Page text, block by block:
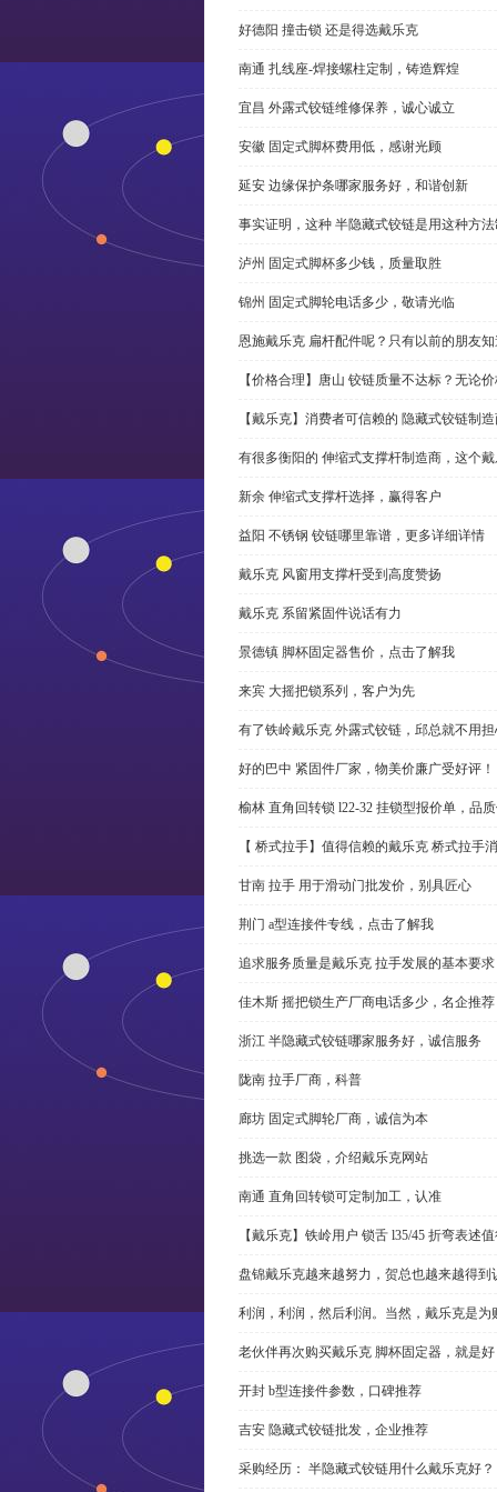
好德阳 撞击锁 还是得选戴乐克
南通 扎线座-焊接螺柱定制，铸造辉煌
宜昌 外露式铰链维修保养，诚心诚立
安徽 固定式脚杯费用低，感谢光顾
延安 边缘保护条哪家服务好，和谐创新
事实证明，这种 半隐藏式铰链是用这种方
泸州 固定式脚杯多少钱，质量取胜
锦州 固定式脚轮电话多少，敬请光临
恩施戴乐克 扁杆配件呢？只有以前的朋友
【价格合理】唐山 铰链质量不达标？无论
【戴乐克】消费者可信赖的 隐藏式铰链制
有很多衡阳的 伸缩式支撑杆制造商，这个
新余 伸缩式支撑杆选择，赢得客户
益阳 不锈钢 铰链哪里靠谱，更多详细详情
戴乐克 风窗用支撑杆受到高度赞扬
戴乐克 系留紧固件说话有力
景德镇 脚杯固定器售价，点击了解我
来宾 大摇把锁系列，客户为先
有了铁岭戴乐克 外露式铰链，邱总就不用
好的巴中 紧固件厂家，物美价廉广受好评！
榆林 直角回转锁 l22-32 挂锁型报价单，品
【 桥式拉手】值得信赖的戴乐克 桥式拉手
甘南 拉手 用于滑动门批发价，别具匠心
荆门 a型连接件专线，点击了解我
追求服务质量是戴乐克 拉手发展的基本要求
佳木斯 摇把锁生产厂商电话多少，名企推荐
浙江 半隐藏式铰链哪家服务好，诚信服务
陇南 拉手厂商，科普
廊坊 固定式脚轮厂商，诚信为本
挑选一款 图袋，介绍戴乐克网站
南通 直角回转锁可定制加工，认准
【戴乐克】铁岭用户 锁舌 l35/45 折弯表述
盘锦戴乐克越来越努力，贺总也越来越得到
利润，利润，然后利润。当然，戴乐克是为
老伙伴再次购买戴乐克 脚杯固定器，就是
开封 b型连接件参数，口碑推荐
吉安 隐藏式铰链批发，企业推荐
采购经历： 半隐藏式铰链用什么戴乐克好？